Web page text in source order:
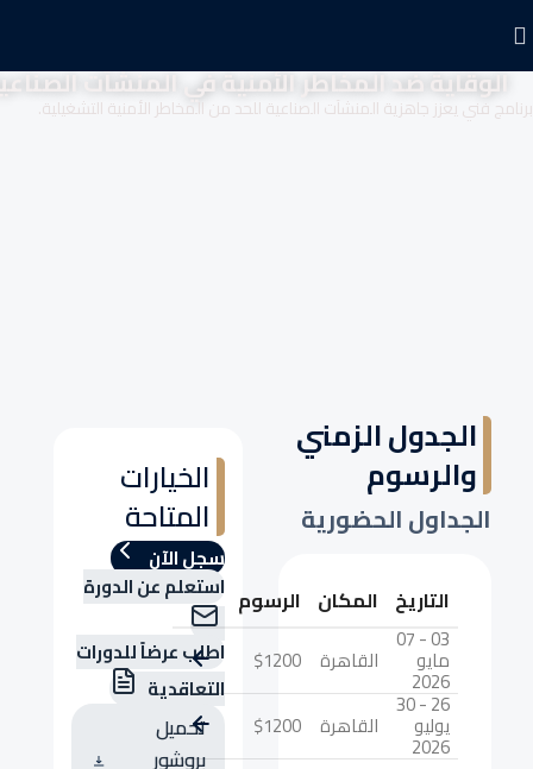
الوقاية ضد المخاطر الأمنية في المنشآت
برنامج فني يعزز جاهزية المنشآت الصناعية للحد من المخاطر الأمنية التشغيلية.
الخيارات
المتاحة
سجل الآن
استعلم عن الدورة
اطلب عرضاً للدورات
التعاقدية
تحميل
بروشور
الجدول الزمني
والرسوم
الجداول الحضورية
التاريخ المكان الرسوم
03 - 07
مايو
2026
القاهرة $1200
26 - 30
يوليو
2026
القاهرة $1200